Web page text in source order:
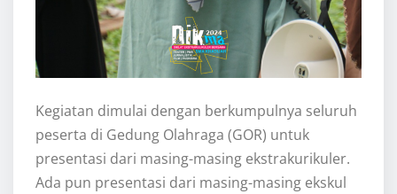
Kegiatan dimulai dengan berkumpulnya seluruh
peserta di Gedung Olahraga (GOR) untuk
presentasi dari masing-masing ekstrakurikuler.
Ada pun presentasi dari masing-masing ekskul